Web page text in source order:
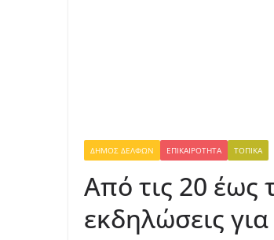
ΔΉΜΟΣ ΔΕΛΦΏΝ ΕΠΙΚΑΙΡΌΤΗΤΑ ΤΟΠΙΚΆ
Από τις 20 έως
εκδηλώσεις